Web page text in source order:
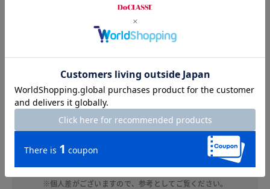
普段のサイズ： M 着用サイズ：M
通気性がよくサラリとした肌触りで暑い季節にぴ
ったりです。シルエットはだぶつかずゆとりがあ
り涼しげです。袖の長さも長すぎず短すぎず二の
腕も気になりません。サイズはいつものさいずで
ちょうど良いです。手洗い可なのでこの夏大活躍
しそうです。
※個人差がございますので、参考としてご覧ください。